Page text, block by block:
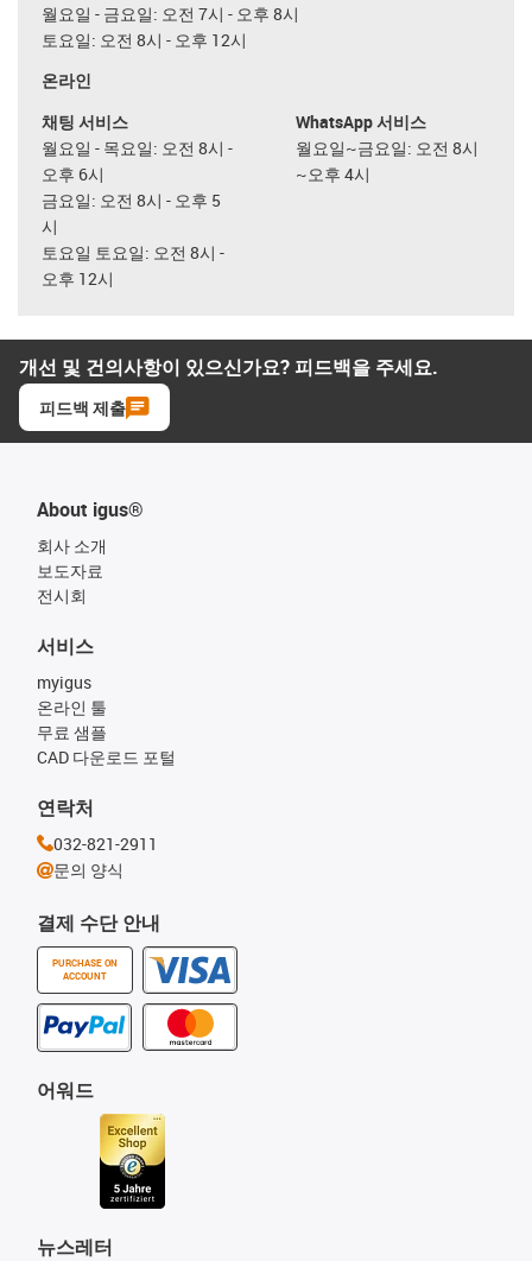
월요일 - 금요일: 오전 7시 - 오후 8시
토요일: 오전 8시 - 오후 12시
온라인
채팅 서비스
월요일 - 목요일: 오전 8시 -
오후 6시
금요일: 오전 8시 - 오후 5
시
토요일 토요일: 오전 8시 -
오후 12시
WhatsApp 서비스
월요일~금요일: 오전 8시
~오후 4시
개선 및 건의사항이 있으신가요? 피드백을 주세요.
피드백 제출
About igus®
회사 소개
보도자료
전시회
결제 수단 안내
PURCHASE ON
ACCOUNT
서비스
myigus
온라인 툴
무료 샘플
CAD 다운로드 포털
어워드
뉴스레터
연락처
032-821-2911
문의 양식